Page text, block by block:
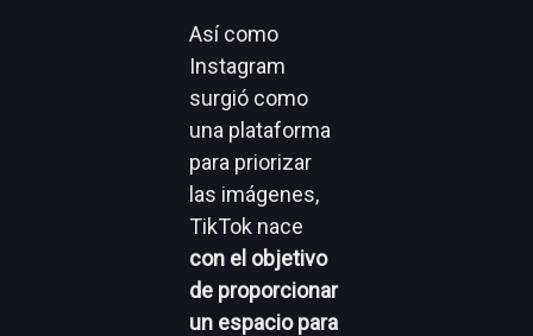
Así como
Instagram
surgió como
una plataforma
para priorizar
las imágenes,
TikTok nace
con el objetivo
de proporcionar
un espacio para